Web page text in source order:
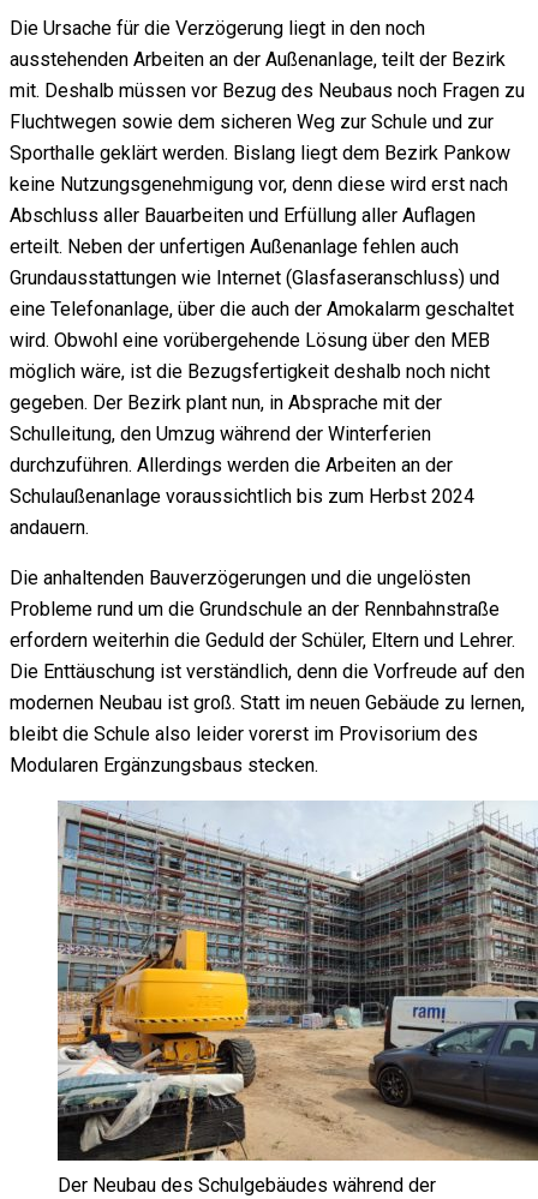
Die Ursache für die Verzögerung liegt in den noch
ausstehenden Arbeiten an der Außenanlage, teilt der Bezirk
mit. Deshalb müssen vor Bezug des Neubaus noch Fragen zu
Fluchtwegen sowie dem sicheren Weg zur Schule und zur
Sporthalle geklärt werden. Bislang liegt dem Bezirk Pankow
keine Nutzungsgenehmigung vor, denn diese wird erst nach
Abschluss aller Bauarbeiten und Erfüllung aller Auflagen
erteilt. Neben der unfertigen Außenanlage fehlen auch
Grundausstattungen wie Internet (Glasfaseranschluss) und
eine Telefonanlage, über die auch der Amokalarm geschaltet
wird. Obwohl eine vorübergehende Lösung über den MEB
möglich wäre, ist die Bezugsfertigkeit deshalb noch nicht
gegeben. Der Bezirk plant nun, in Absprache mit der
Schulleitung, den Umzug während der Winterferien
durchzuführen. Allerdings werden die Arbeiten an der
Schulaußenanlage voraussichtlich bis zum Herbst 2024
andauern.
Die anhaltenden Bauverzögerungen und die ungelösten
Probleme rund um die Grundschule an der Rennbahnstraße
erfordern weiterhin die Geduld der Schüler, Eltern und Lehrer.
Die Enttäuschung ist verständlich, denn die Vorfreude auf den
modernen Neubau ist groß. Statt im neuen Gebäude zu lernen,
bleibt die Schule also leider vorerst im Provisorium des
Modularen Ergänzungsbaus stecken.
Der Neubau des Schulgebäudes während der